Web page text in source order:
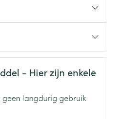
worden ingeslikt met
(EG) Generics &
Frans
- Hier zijn enkele
geen langdurig gebruik